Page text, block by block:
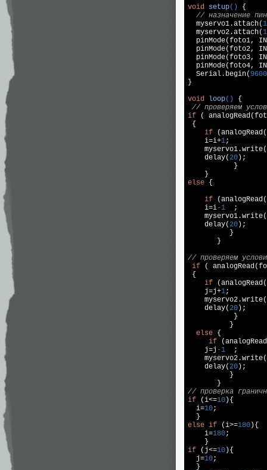
void setup()
{
// назначение
  myservo1.attach(
  myservo2.attach(
pinMode(foto1,
pinMode(foto2,
pinMode(foto3,
pinMode(foto4,
  Serial.begin(
9600
}
void
loop()
{
// проверяем
if (
{
if
    i=i+
1;
    delay(
20);
           }
else {
if
    i=i
-1
  ;
    delay(
20);
          }
       }
// проверяем
if (
{
if
    j=j+
1;
    delay(
20);
           }
          }
else {
if
    j=j
-1
  ;
    delay(
20);
          }
// проверка
if (i<=10){
  i=
10;
else if (i>=180){
    i=
180;
if (j<=10){
  j=
10;